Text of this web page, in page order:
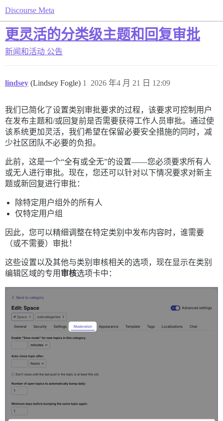
Discourse Meta
更灵活的分类级主题和回复审批
新闻和活动 公告
lindsey (Lindsey Fogle) 2026 年4 月 21 日 12:09
1
我们已简化了设置类别审批要求的过程，该要求可控制用户
在发布主题和/或回复前是否需要获得工作人员审批。通过使
该系统更加灵活，我们希望在保留必要安全措施的同时，减
少社区团队不必要的负担。
此前，这是一个“全有或全无”的设置——您必须要求所有人
或无人进行审批。现在，您还可以针对以下情况要求对新主
题或新回复进行审批：
除特定用户组外的所有人
仅特定用户组
因此，您可以精细调整在特定类别中发布内容时，谁需要
（或不需要）审批！
这些设置以及其他与类别审核相关的选项，现在显示在类别
编辑区域的专用 审核选项卡中：